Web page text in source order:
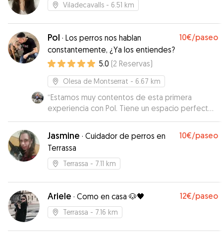
Viladecavalls - 6.51 km
Pol · Los perros nos hablan
constantemente, ¿Ya los entiendes?
10€/paseo
5.0 (2 Reservas)
Olesa de Montserrat - 6.67 km
“Estamos muy contentos de esta primera
experiencia con Pol. Tiene un espacio perfecto
para que estén cómodos y se interesa por la
personalidad de cada uno para tener en cuenta
sus peculiaridades. Se nota que es educador
canino, y hemos aprovechado para que nos dé
algunos consejos. ¡Repetiremos seguro!
Jasmine · Cuidador de perros en
Terrassa
10€/paseo
Terrassa - 7.11 km
Ariele · Como en casa 🐶🖤 12€/paseo
Terrassa - 7.16 km